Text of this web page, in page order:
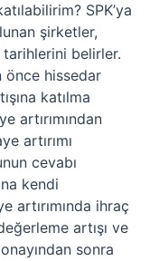
SPK’ya
şirketler,
belirler.
önce hissedar
katılma
artırımından
artırımı
cevabı
kendi
artırımında ihraç
artışı ve
sonra